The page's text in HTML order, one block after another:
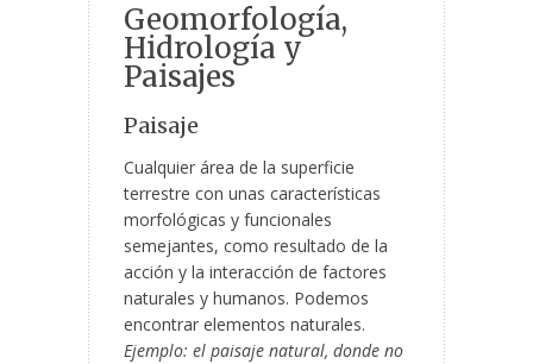
Geomorfología,
Hidrología y
Paisajes
Paisaje
Cualquier área de la superficie
terrestre con unas características
morfológicas y funcionales
semejantes, como resultado de la
acción y la interacción de factores
naturales y humanos. Podemos
encontrar elementos naturales.
Ejemplo: el paisaje natural, donde no